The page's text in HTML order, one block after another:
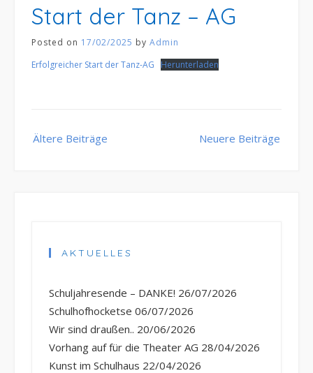
Start der Tanz – AG
Posted on 17/02/2025 by Admin
Erfolgreicher Start der Tanz-AG
Herunterladen
Beitragsnavigation
Ältere Beiträge Neuere Beiträge
AKTUELLES
Schuljahresende – DANKE! 26/07/2026
Schulhofhocketse 06/07/2026
Wir sind draußen.. 20/06/2026
Vorhang auf für die Theater AG 28/04/2026
Kunst im Schulhaus 22/04/2026